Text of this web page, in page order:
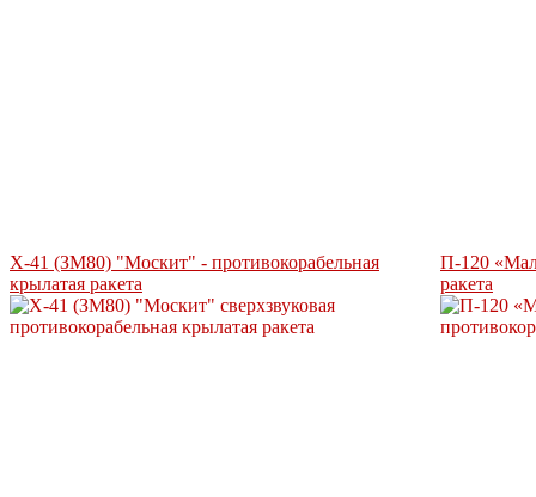
Х-41 (ЗМ80) "Москит" - противокорабельная
крылатая ракета
П-120
ракета